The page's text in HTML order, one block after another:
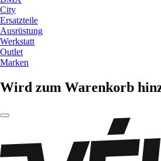
City
Ersatzteile
Ausrüstung
Werkstatt
Outlet
Marken
Wird zum Warenkorb